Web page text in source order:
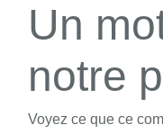
Un
notre
Voyez ce que ce